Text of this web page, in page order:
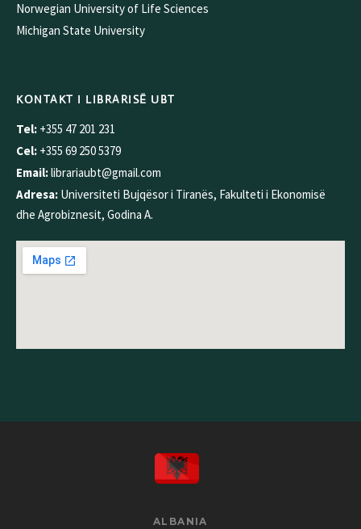
Norwegian University of Life Sciences
Michigan State University
KONTAKT I LIBRARISË UBT
Tel: +355 47 201 231
Cel: +355 69 250 5379
Email:librariaubt@gmail.com
Adresa: Universiteti Bujqësor i Tiranës, Fakulteti i Ekonomisë
dhe Agrobiznesit, Godina A.
ALBANIA